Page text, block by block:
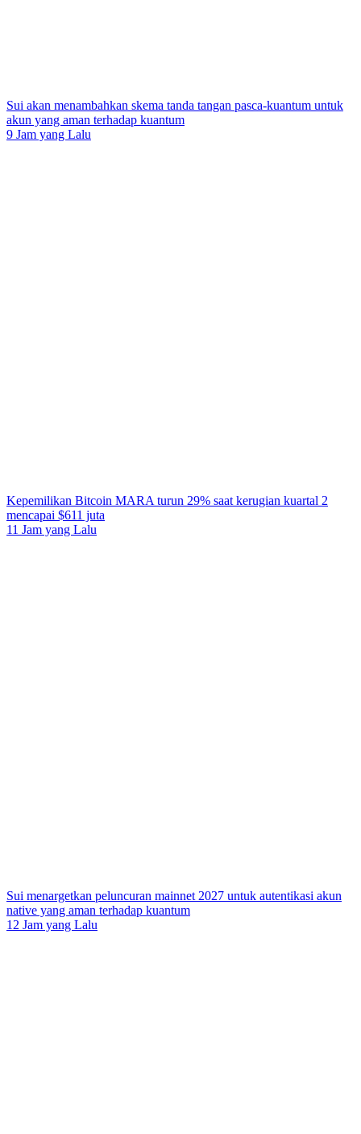
Sui akan menambahkan skema tanda tangan pasca-kuantum untuk
akun yang aman terhadap kuantum
9 Jam yang Lalu
Kepemilikan Bitcoin MARA turun 29% saat kerugian kuartal 2
mencapai $611 juta
11 Jam yang Lalu
Sui menargetkan peluncuran mainnet 2027 untuk autentikasi akun
native yang aman terhadap kuantum
12 Jam yang Lalu